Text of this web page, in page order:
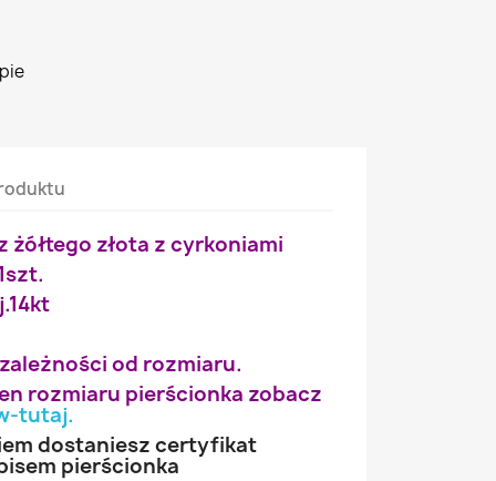
żółtego złota z cyrkoniami
od rozmiaru.
rozmiaru pierścionka zobacz
tutaj.
dostaniesz certyfikat
pierścionka